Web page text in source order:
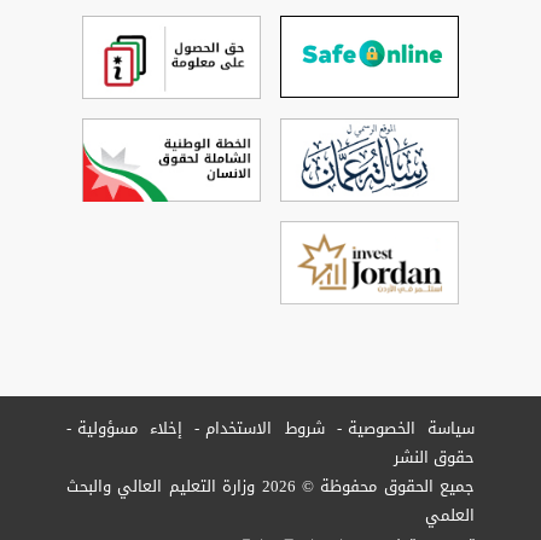
سياسة الخصوصية شروط الاستخدام
إخلاء مسؤولية
حقوق النشر
جميع الحقوق محفوظة © 2026 وزارة التعليم العالي والبحث
العلمي